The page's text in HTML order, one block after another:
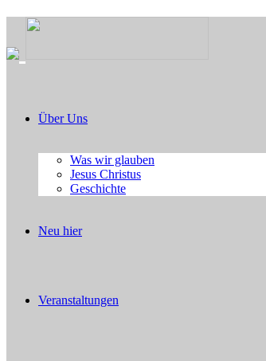
Über Uns
Was wir glauben
Jesus Christus
Geschichte
Neu hier
Veranstaltungen